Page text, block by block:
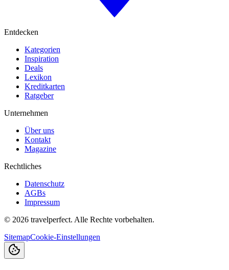
Entdecken
Kategorien
Inspiration
Deals
Lexikon
Kreditkarten
Ratgeber
Unternehmen
Über uns
Kontakt
Magazine
Rechtliches
Datenschutz
AGBs
Impressum
© 2026 travelperfect. Alle Rechte vorbehalten.
SitemapCookie-Einstellungen